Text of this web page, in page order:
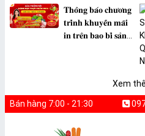
𝐓𝐡𝐨̂𝐧𝐠 𝐛𝐚́𝐨 𝐜𝐡𝐮̛𝐨̛𝐧𝐠
𝐭𝐫𝐢̀𝐧𝐡 𝐤𝐡𝐮𝐲𝐞̂́𝐧 𝐦𝐚̃𝐢
𝐢𝐧 𝐭𝐫𝐞̂𝐧 𝐛𝐚𝐨 𝐛𝐢̀ 𝐬𝐚̉𝐧
Xem
Bán hàng 7:00 - 21:30